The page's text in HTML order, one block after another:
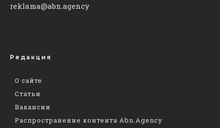
reklama@abn.agency
Редакция
О сайте
Статьи
Вакансии
Распространение контента Abn.Agency